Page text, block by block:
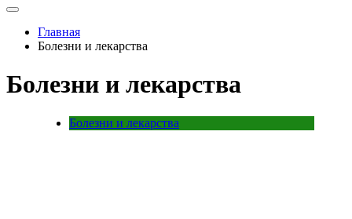
Главная
Болезни и лекарства
Болезни и лекарства
Болезни и лекарства